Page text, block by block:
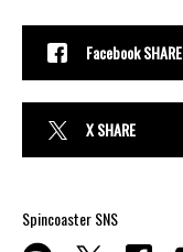
Facebook SHARE
X SHARE
Spincoaster SNS